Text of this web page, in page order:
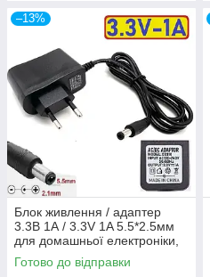
–13%
Блок живлення / адаптер
3.3В 1А / 3.3V 1A 5.5*2.5мм
для домашньої електроніки,
роутера, LED-лампи, плеєра,
водонагрівача
Готово до відправки